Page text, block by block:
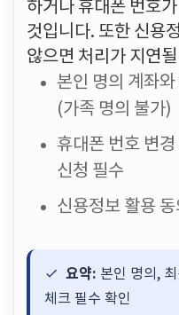
하거나 휴대폰 번호
것입니다. 또한 신용
않으면 처리가 지연
본인 명의 계좌
(가족 명의 불가)
휴대폰 번호 변
신청 필수
신용정보 활용
요약: 본인 명의,
체크 필수 확인